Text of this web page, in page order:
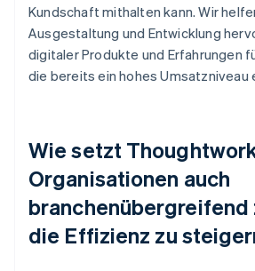
Kundschaft mithalten kann. Wir
Ausgestaltung und Entwicklung
digitaler Produkte und Erfahrungen
die bereits ein hohes Umsatzniveau
Wie setzt
Organisationen auch
branchenübergreifend
die Effizienz zu